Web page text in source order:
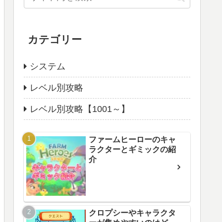
カテゴリー
システム
レベル別攻略
レベル別攻略【1001～】
ファームヒーローのキャ
ラクターとギミックの紹
介
クロプシーやキャラクタ